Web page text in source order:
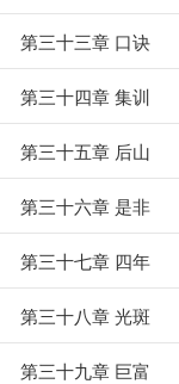
第三十三章 口诀
第三十四章 集训
第三十五章 后山
第三十六章 是非
第三十七章 四年
第三十八章 光斑
第三十九章 巨富